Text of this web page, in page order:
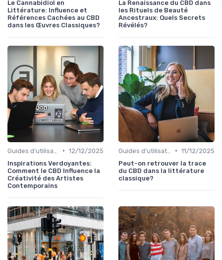
Le Cannabidiol en
Littérature: Influence et
Références Cachées au CBD
dans les Œuvres Classiques?
La Renaissance du CBD dans
les Rituels de Beauté
Ancestraux: Quels Secrets
Révélés?
• 12/12/2025
Inspirations Verdoyantes:
Comment le CBD Influence la
Créativité des Artistes
Contemporains
• 11/12/2025
Peut-on retrouver la trace
du CBD dans la littérature
classique?